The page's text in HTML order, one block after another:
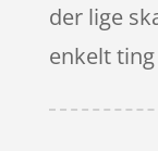
der lige
enkelt